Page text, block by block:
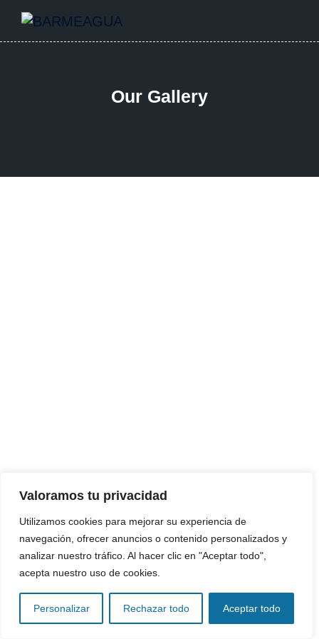
Valoramos tu privacidad
Utilizamos cookies para mejorar su experiencia de
navegación, ofrecer anuncios o contenido personalizados y
analizar nuestro tráfico. Al hacer clic en "Aceptar todo",
acepta nuestro uso de cookies.
Personalizar Rechazar todo Aceptar todo
Our Gallery